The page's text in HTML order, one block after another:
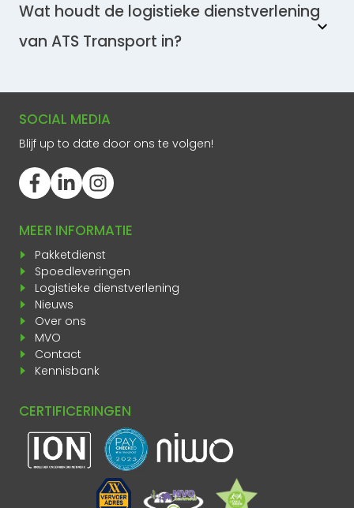
Wat houdt de logistieke dienstverlening
van ATS Transport in?
SOCIAL MEDIA
Blijf up to date door ons te volgen!
MEER INFORMATIE
Pakketdienst
Spoedleveringen
Logistieke dienstverlening
Nieuws
Over ons
MVO
Contact
Kennisbank
CERTIFICERINGEN